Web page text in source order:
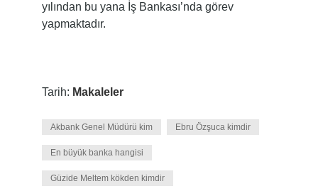
yılından bu yana İş Bankası’nda görev
yapmaktadır.
Tarih: Makaleler
Akbank Genel Müdürü kim Ebru Özşuca kimdir
En büyük banka hangisi
Güzide Meltem kökden kimdir